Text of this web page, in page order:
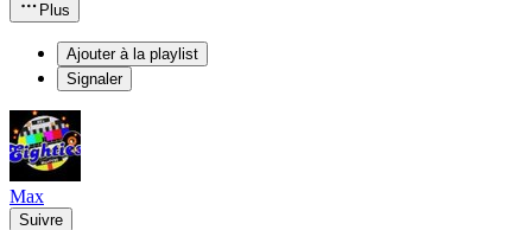
Plus
Ajouter à la playlist
Signaler
Max
Suivre